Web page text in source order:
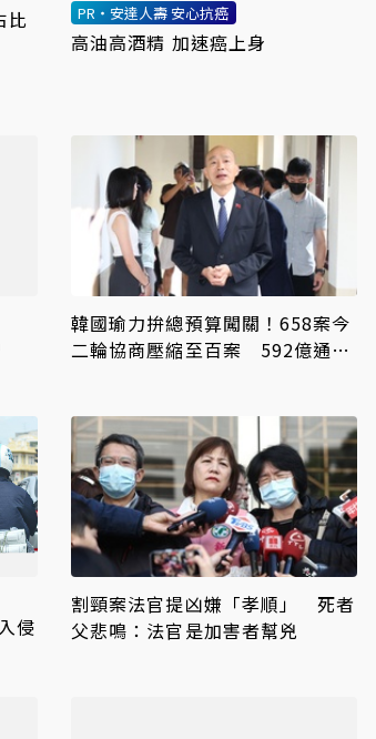
比
PR・安達人壽 安心抗癌
高油高酒精 加速癌上身
韓國瑜力拚總預算闖關！658案今
二輪協商壓縮至百案 592億通刪
侵
割頸案法官提凶嫌「孝順」 死者
父悲鳴：法官是加害者幫兇